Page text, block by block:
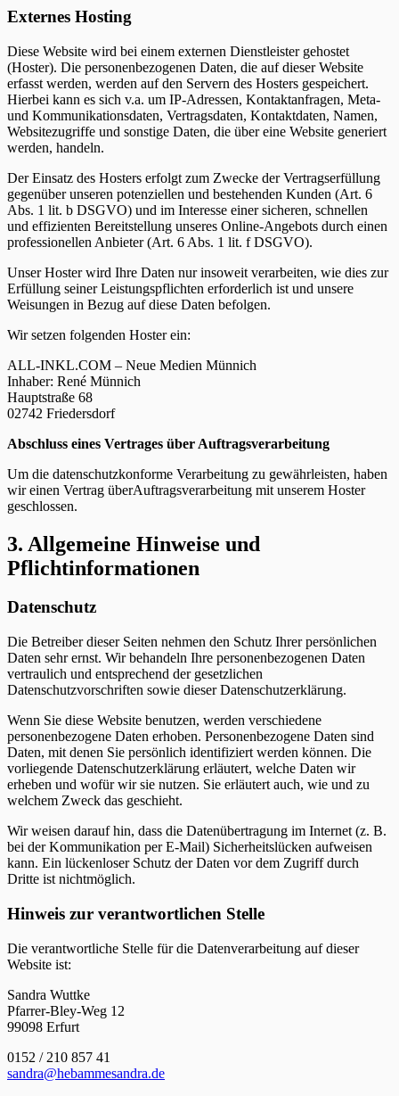
Externes Hosting
Diese Website wird bei einem externen Dienstleister gehostet
(Hoster). Die personenbezogenen Daten, die auf dieser Website
erfasst werden, werden auf den Servern des Hosters gespeichert.
Hierbei kann es sich v.a. um IP-Adressen, Kontaktanfragen, Meta-
und Kommunikationsdaten, Vertragsdaten, Kontaktdaten, Namen,
Websitezugriffe und sonstige Daten, die über eine Website generiert
werden, handeln.
Der Einsatz des Hosters erfolgt zum Zwecke der Vertragserfüllung
gegenüber unseren potenziellen und bestehenden Kunden (Art. 6
Abs. 1 lit. b DSGVO) und im Interesse einer sicheren, schnellen
und effizienten Bereitstellung unseres Online-Angebots durch einen
professionellen Anbieter (Art. 6 Abs. 1 lit. f DSGVO).
Unser Hoster wird Ihre Daten nur insoweit verarbeiten, wie dies zur
Erfüllung seiner Leistungspflichten erforderlich ist und unsere
Weisungen in Bezug auf diese Daten befolgen.
Wir setzen folgenden Hoster ein:
ALL-INKL.COM – Neue Medien Münnich
Inhaber: René Münnich
Hauptstraße 68
02742 Friedersdorf
Abschluss eines Vertrages über Auftragsverarbeitung
Um die datenschutzkonforme Verarbeitung zu gewährleisten, haben
wir einen Vertrag überAuftragsverarbeitung mit unserem Hoster
geschlossen.
3. Allgemeine Hinweise und
Pflichtinformationen
Datenschutz
Die Betreiber dieser Seiten nehmen den Schutz Ihrer persönlichen
Daten sehr ernst. Wir behandeln Ihre personenbezogenen Daten
vertraulich und entsprechend der gesetzlichen
Datenschutzvorschriften sowie dieser Datenschutzerklärung.
Wenn Sie diese Website benutzen, werden verschiedene
personenbezogene Daten erhoben. Personenbezogene Daten sind
Daten, mit denen Sie persönlich identifiziert werden können. Die
vorliegende Datenschutzerklärung erläutert, welche Daten wir
erheben und wofür wir sie nutzen. Sie erläutert auch, wie und zu
welchem Zweck das geschieht.
Wir weisen darauf hin, dass die Datenübertragung im Internet (z. B.
bei der Kommunikation per E-Mail) Sicherheitslücken aufweisen
kann. Ein lückenloser Schutz der Daten vor dem Zugriff durch
Dritte ist nichtmöglich.
Hinweis zur verantwortlichen Stelle
Die verantwortliche Stelle für die Datenverarbeitung auf dieser
Website ist:
Sandra Wuttke
Pfarrer-Bley-Weg 12
99098 Erfurt
0152 / 210 857 41
sandra@hebammesandra.de